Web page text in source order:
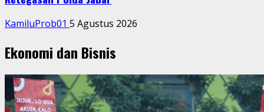
KamiluProb01 5 Agustus 2026
Ekonomi dan Bisnis